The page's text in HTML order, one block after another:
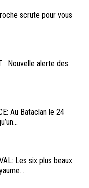
scrute pour vous
: Nouvelle alerte des
Au Bataclan le 24
Les six plus beaux